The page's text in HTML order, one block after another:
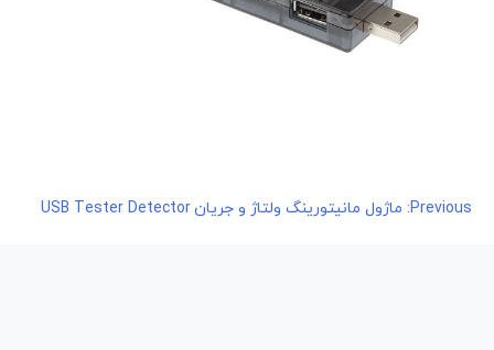
راهبری
Previous: ماژول مانیتورینگ ولتاژ و جریان USB Tester Detector